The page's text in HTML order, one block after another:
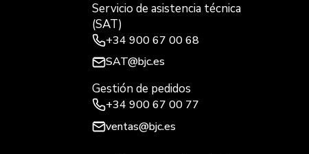
Servicio de asistencia técnica
(SAT)
+34900 67 00 68
SAT@bjc.es
Gestión de pedidos
+34 900 67 00 77
ventas@bjc.es